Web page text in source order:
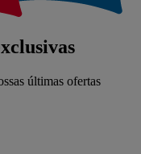
últimas ofertas